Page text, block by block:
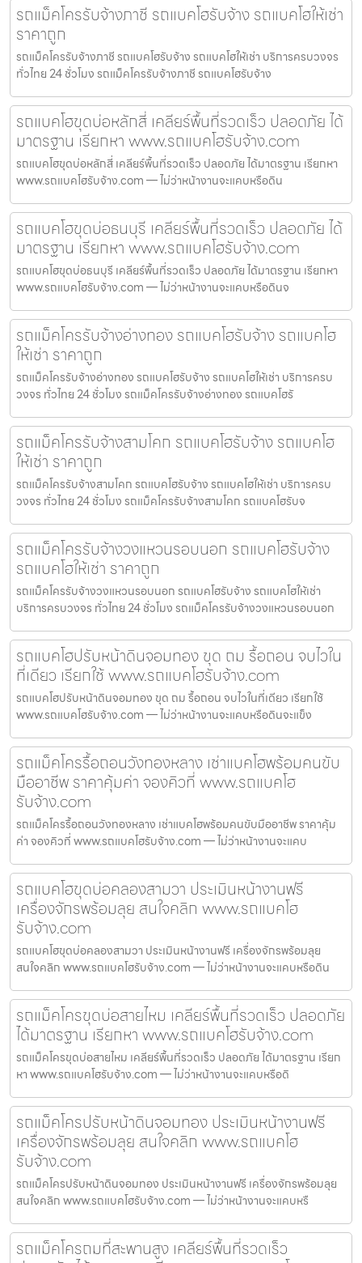
รถแม็คโครรับจ้างภาชี รถแบคโฮรับจ้าง รถแบคโฮให้เช่า
ราคาถูก
รถแม็คโครรับจ้างภาชี รถแบคโฮรับจ้าง รถแบคโฮให้เช่า บริการครบวงจร
ทั่วไทย 24 ชั่วโมง รถแม็คโครรับจ้างภาชี รถแบคโฮรับจ้าง
รถแบคโฮขุดบ่อหลักสี่ เคลียร์พื้นที่รวดเร็ว ปลอดภัย ได้
มาตรฐาน เรียกหา www.รถแบคโฮรับจ้าง.com
รถแบคโฮขุดบ่อหลักสี่ เคลียร์พื้นที่รวดเร็ว ปลอดภัย ได้มาตรฐาน เรียกหา
www.รถแบคโฮรับจ้าง.com — ไม่ว่าหน้างานจะแคบหรือดิน
รถแบคโฮขุดบ่อธนบุรี เคลียร์พื้นที่รวดเร็ว ปลอดภัย ได้
มาตรฐาน เรียกหา www.รถแบคโฮรับจ้าง.com
รถแบคโฮขุดบ่อธนบุรี เคลียร์พื้นที่รวดเร็ว ปลอดภัย ได้มาตรฐาน เรียกหา
www.รถแบคโฮรับจ้าง.com — ไม่ว่าหน้างานจะแคบหรือดินจ
รถแม็คโครรับจ้างอ่างทอง รถแบคโฮรับจ้าง รถแบคโฮ
ให้เช่า ราคาถูก
รถแม็คโครรับจ้างอ่างทอง รถแบคโฮรับจ้าง รถแบคโฮให้เช่า บริการครบ
วงจร ทั่วไทย 24 ชั่วโมง รถแม็คโครรับจ้างอ่างทอง รถแบคโฮรั
รถแม็คโครรับจ้างสามโคก รถแบคโฮรับจ้าง รถแบคโฮ
ให้เช่า ราคาถูก
รถแม็คโครรับจ้างสามโคก รถแบคโฮรับจ้าง รถแบคโฮให้เช่า บริการครบ
วงจร ทั่วไทย 24 ชั่วโมง รถแม็คโครรับจ้างสามโคก รถแบคโฮรับจ
รถแม็คโครรับจ้างวงแหวนรอบนอก รถแบคโฮรับจ้าง
รถแบคโฮให้เช่า ราคาถูก
รถแม็คโครรับจ้างวงแหวนรอบนอก รถแบคโฮรับจ้าง รถแบคโฮให้เช่า
บริการครบวงจร ทั่วไทย 24 ชั่วโมง รถแม็คโครรับจ้างวงแหวนรอบนอก
รถแบคโฮปรับหน้าดินจอมทอง ขุด ถม รื้อถอน จบไวใน
ที่เดียว เรียกใช้ www.รถแบคโฮรับจ้าง.com
รถแบคโฮปรับหน้าดินจอมทอง ขุด ถม รื้อถอน จบไวในที่เดียว เรียกใช้
www.รถแบคโฮรับจ้าง.com — ไม่ว่าหน้างานจะแคบหรือดินจะแข็ง
รถแม็คโครรื้อถอนวังทองหลาง เช่าแบคโฮพร้อมคนขับ
มืออาชีพ ราคาคุ้มค่า จองคิวที่ www.รถแบคโฮ
รับจ้าง.com
รถแม็คโครรื้อถอนวังทองหลาง เช่าแบคโฮพร้อมคนขับมืออาชีพ ราคาคุ้ม
ค่า จองคิวที่ www.รถแบคโฮรับจ้าง.com — ไม่ว่าหน้างานจะแคบ
รถแบคโฮขุดบ่อคลองสามวา ประเมินหน้างานฟรี
เครื่องจักรพร้อมลุย สนใจคลิก www.รถแบคโฮ
รับจ้าง.com
รถแบคโฮขุดบ่อคลองสามวา ประเมินหน้างานฟรี เครื่องจักรพร้อมลุย
สนใจคลิก www.รถแบคโฮรับจ้าง.com — ไม่ว่าหน้างานจะแคบหรือดิน
รถแม็คโครขุดบ่อสายไหม เคลียร์พื้นที่รวดเร็ว ปลอดภัย
ได้มาตรฐาน เรียกหา www.รถแบคโฮรับจ้าง.com
รถแม็คโครขุดบ่อสายไหม เคลียร์พื้นที่รวดเร็ว ปลอดภัย ได้มาตรฐาน เรียก
หา www.รถแบคโฮรับจ้าง.com — ไม่ว่าหน้างานจะแคบหรือดิ
รถแม็คโครปรับหน้าดินจอมทอง ประเมินหน้างานฟรี
เครื่องจักรพร้อมลุย สนใจคลิก www.รถแบคโฮ
รับจ้าง.com
รถแม็คโครปรับหน้าดินจอมทอง ประเมินหน้างานฟรี เครื่องจักรพร้อมลุย
สนใจคลิก www.รถแบคโฮรับจ้าง.com — ไม่ว่าหน้างานจะแคบหรื
รถแม็คโครถมที่สะพานสูง เคลียร์พื้นที่รวดเร็ว